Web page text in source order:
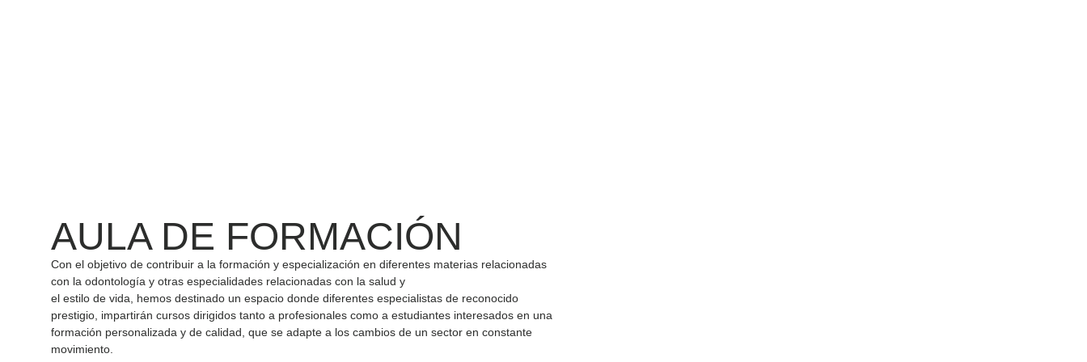
AULA DE FORMACIÓN
Con el objetivo de contribuir a la formación y especialización en diferentes materias relacionadas
con la odontología y otras especialidades relacionadas con la salud y
el estilo de vida, hemos destinado un espacio donde diferentes especialistas de reconocido
prestigio, impartirán cursos dirigidos tanto a profesionales como a estudiantes interesados en una
formación personalizada y de calidad, que se adapte a los cambios de un sector en constante
movimiento.